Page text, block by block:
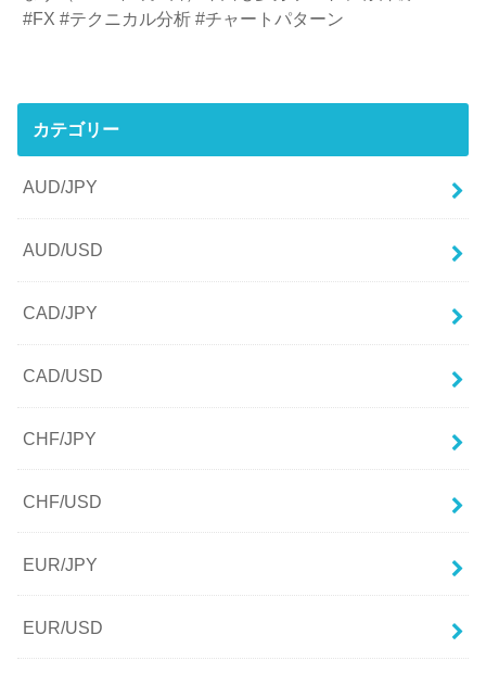
#FX #テクニカル分析 #チャートパターン
カテゴリー
AUD/JPY
AUD/USD
CAD/JPY
CAD/USD
CHF/JPY
CHF/USD
EUR/JPY
EUR/USD